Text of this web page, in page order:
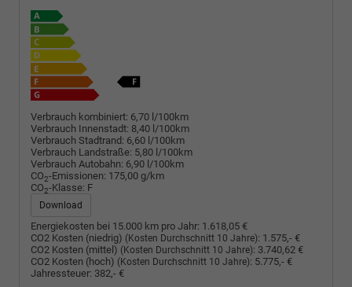
Verbrauch kombiniert: 6,70 l/100km
Verbrauch Innenstadt: 8,40 l/100km
Verbrauch Stadtrand: 6,60 l/100km
Verbrauch Landstraße: 5,80 l/100km
Verbrauch Autobahn: 6,90 l/100km
CO2-Emissionen: 175,00 g/km
CO2-Klasse: F
Download
Energiekosten bei 15.000 km pro Jahr: 1.618,05 €
CO2 Kosten (niedrig) (Kosten Durchschnitt 10 Jahre): 1.575,- €
CO2 Kosten (mittel) (Kosten Durchschnitt 10 Jahre): 3.740,62 €
CO2 Kosten (hoch) (Kosten Durchschnitt 10 Jahre): 5.775,- €
Jahressteuer: 382,- €